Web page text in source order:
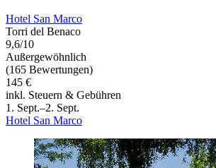
Hotel San Marco
Torri del Benaco
9,6/10
Außergewöhnlich
(165 Bewertungen)
145 €
inkl. Steuern & Gebühren
1. Sept.–2. Sept.
Hotel San Marco